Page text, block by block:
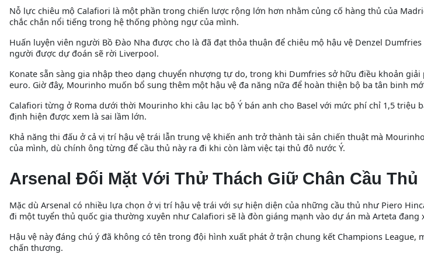
Nỗ lực chiêu mộ Calafiori là một phần trong chiến lược rộng lớn hơn nhằm củng cố hàng thủ của
chắc chắn nổi tiếng trong hệ thống phòng ngự của mình.
Huấn luyện viên người Bồ Đào Nha được cho là đã đạt thỏa thuận để chiêu mộ hậu vệ Denzel
người được dự đoán sẽ rời Liverpool.
Konate sẵn sàng gia nhập theo dạng chuyển nhượng tự do, trong khi Dumfries sở hữu điều khoản
euro. Giờ đây, Mourinho muốn bổ sung thêm một hậu vệ đa năng nữa để hoàn thiện bộ ba tân binh
Calafiori từng ở Roma dưới thời Mourinho khi câu lạc bộ Ý bán anh cho Basel với mức phí chỉ 1,5 triệu
định hiện được xem là sai lầm lớn.
Khả năng thi đấu ở cả vị trí hậu vệ trái lẫn trung vệ khiến anh trở thành tài sản chiến thuật mà
của mình, dù chính ông từng để cầu thủ này ra đi khi còn làm việc tại thủ đô nước Ý.
Arsenal Đối Mặt Với Thử Thách Giữ Chân Cầu Thủ
Mặc dù Arsenal có nhiều lựa chọn ở vị trí hậu vệ trái với sự hiện diện của những cầu thủ như Piero
đi một tuyển thủ quốc gia thường xuyên như Calafiori sẽ là đòn giáng mạnh vào dự án mà Arteta đang
Hậu vệ này đáng chú ý đã không có tên trong đội hình xuất phát ở trận chung kết Champions League,
chấn thương.